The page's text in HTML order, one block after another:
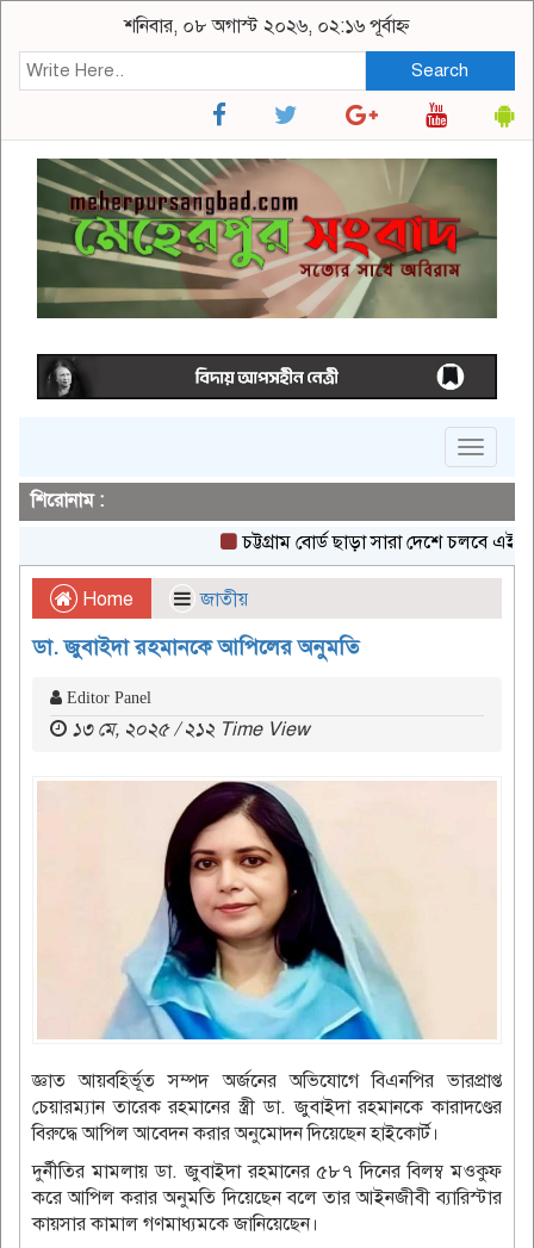
শনিবার, ০৮ অগাস্ট ২০২৬, ০২:১৬ পূর্বাহ্ন
Search
Toggle
শিরোনাম :
চট্টগ্রাম বোর্ড ছাড়া সারা দেশে চলবে এইচএসসি
Home জাতীয়
ডা. জুবাইদা রহমানকে আপিলের অনুমতি
Editor Panel
১৩ মে, ২০২৫ / ২১২ Time View
জ্ঞাত আয়বহির্ভূত সম্পদ অর্জনের অভিযোগে বিএনপির ভারপ্রাপ্ত
চেয়ারম্যান তারেক রহমানের স্ত্রী ডা. জুবাইদা রহমানকে কারাদণ্ডের
বিরুদ্ধে আপিল আবেদন করার অনুমোদন দিয়েছেন হাইকোর্ট।
দুর্নীতির মামলায় ডা. জুবাইদা রহমানের ৫৮৭ দিনের বিলম্ব মওকুফ
করে আপিল করার অনুমতি দিয়েছেন বলে তার আইনজীবী ব্যারিস্টার
কায়সার কামাল গণমাধ্যমকে জানিয়েছেন।